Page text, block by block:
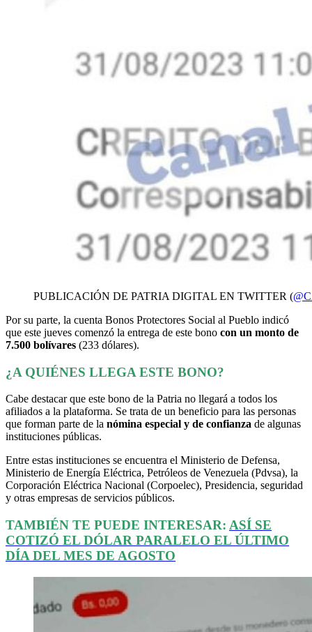
PUBLICACIÓN DE PATRIA DIGITAL EN TWITTER (
Por su parte, la cuenta Bonos Protectores Social al Pueblo indicó
que este jueves comenzó la entrega de este bono con un monto de
7.500 bolívares (233 dólares).
¿A QUIÉNES LLEGA ESTE BONO?
Cabe destacar que este bono de la Patria no llegará a todos los
afiliados a la plataforma. Se trata de un beneficio para las personas
que forman parte de la nómina especial y de confianza de algunas
instituciones públicas.
Entre estas instituciones se encuentra el Ministerio de Defensa,
Ministerio de Energía Eléctrica, Petróleos de Venezuela (Pdvsa), la
Corporación Eléctrica Nacional (Corpoelec), Presidencia, seguridad
y otras empresas de servicios públicos.
TAMBIÉN TE PUEDE INTERESAR: ASÍ SE
COTIZÓ EL DÓLAR PARALELO EL ÚLTIMO
DÍA DEL MES DE AGOSTO